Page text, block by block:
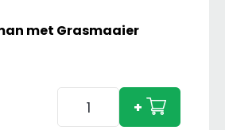
met Grasmaaier
Bruder
Tuinman
+